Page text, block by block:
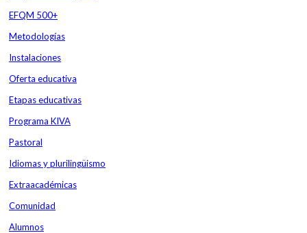
EFQM 500+
Metodologías
Instalaciones
Oferta educativa
Etapas educativas
Programa KIVA
Pastoral
Idiomas y plurilingüismo
Extraacadémicas
Comunidad
Alumnos